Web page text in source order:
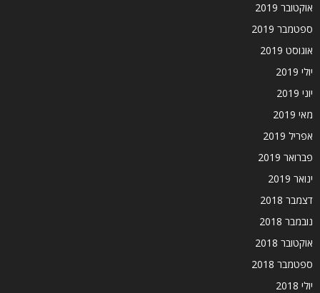
אוקטובר 2019
ספטמבר 2019
אוגוסט 2019
יולי 2019
יוני 2019
מאי 2019
אפריל 2019
פברואר 2019
ינואר 2019
דצמבר 2018
נובמבר 2018
אוקטובר 2018
ספטמבר 2018
יולי 2018